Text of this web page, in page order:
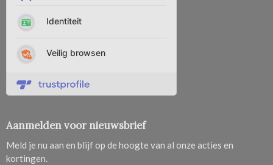
Aanmelden voor nieuwsbrief
Meld je nu aan en blijf op de hoogte van al onze acties en
kortingen.